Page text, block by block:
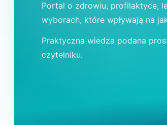
Portal o zdrowiu, profilaktyce,
wyborach, które wpływają na
Praktyczna wiedza podana
czytelniku.